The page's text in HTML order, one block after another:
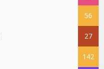
56
27
142